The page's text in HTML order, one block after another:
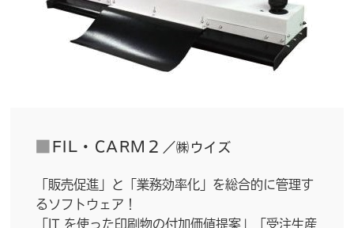
■FIL・CARM２ ／㈱ウイズ
「販売促進」と「業務効率化」を総合的に管理す
るソフトウェア！
「IT を使った印刷物の付加価値提案」「受注生産